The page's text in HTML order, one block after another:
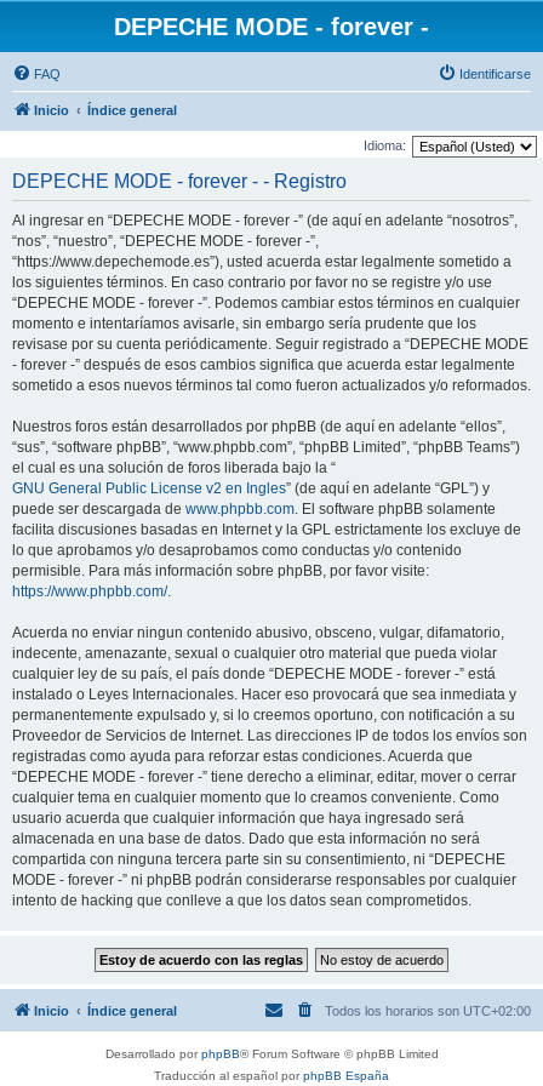
DEPECHE MODE - forever -
FAQ Identificarse
Inicio Índice general
Idioma:
DEPECHE MODE - forever - - Registro
Al ingresar en “DEPECHE MODE - forever -” (de aquí en adelante “nosotros”,
“nos”, “nuestro”, “DEPECHE MODE - forever -”,
“https://www.depechemode.es”), usted acuerda estar legalmente sometido a
los siguientes términos. En caso contrario por favor no se registre y/o use
“DEPECHE MODE - forever -”. Podemos cambiar estos términos en cualquier
momento e intentaríamos avisarle, sin embargo sería prudente que los
revisase por su cuenta periódicamente. Seguir registrado a “DEPECHE MODE
- forever -” después de esos cambios significa que acuerda estar legalmente
sometido a esos nuevos términos tal como fueron actualizados y/o reformados.
Nuestros foros están desarrollados por phpBB (de aquí en adelante “ellos”,
“sus”, “software phpBB”, “www.phpbb.com”, “phpBB Limited”, “phpBB Teams”)
el cual es una solución de foros liberada bajo la “
GNU General Public License v2 en Ingles” (de aquí en adelante “GPL”) y
puede ser descargada de www.phpbb.com. El software phpBB solamente
facilita discusiones basadas en Internet y la GPL estrictamente los excluye de
lo que aprobamos y/o desaprobamos como conductas y/o contenido
permisible. Para más información sobre phpBB, por favor visite:
https://www.phpbb.com/.
Acuerda no enviar ningun contenido abusivo, obsceno, vulgar, difamatorio,
indecente, amenazante, sexual o cualquier otro material que pueda violar
cualquier ley de su país, el país donde “DEPECHE MODE - forever -” está
instalado o Leyes Internacionales. Hacer eso provocará que sea inmediata y
permanentemente expulsado y, si lo creemos oportuno, con notificación a su
Proveedor de Servicios de Internet. Las direcciones IP de todos los envíos son
registradas como ayuda para reforzar estas condiciones. Acuerda que
“DEPECHE MODE - forever -” tiene derecho a eliminar, editar, mover o cerrar
cualquier tema en cualquier momento que lo creamos conveniente. Como
usuario acuerda que cualquier información que haya ingresado será
almacenada en una base de datos. Dado que esta información no será
compartida con ninguna tercera parte sin su consentimiento, ni “DEPECHE
MODE - forever -” ni phpBB podrán considerarse responsables por cualquier
intento de hacking que conlleve a que los datos sean comprometidos.
Inicio Índice general Todos los horarios son UTC+02:00
Desarrollado porphpBB® Forum Software © phpBB Limited
Traducción al español porphpBB España